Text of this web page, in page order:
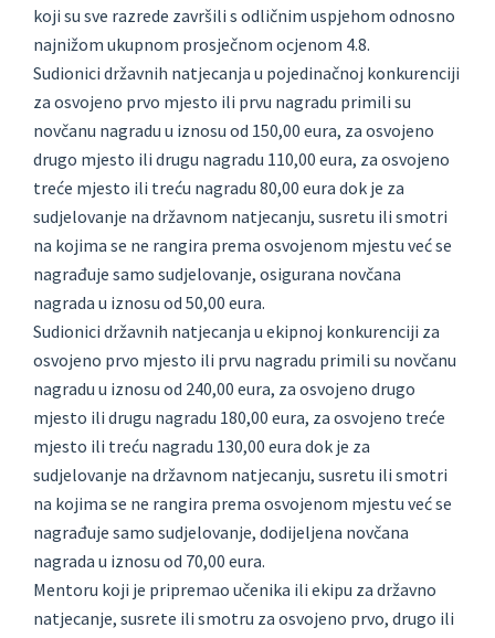
koji su sve razrede završili s odličnim uspjehom odnosno
najnižom ukupnom prosječnom ocjenom 4.8.
Sudionici državnih natjecanja u pojedinačnoj konkurenciji
za osvojeno prvo mjesto ili prvu nagradu primili su
novčanu nagradu u iznosu od 150,00 eura, za osvojeno
drugo mjesto ili drugu nagradu 110,00 eura, za osvojeno
treće mjesto ili treću nagradu 80,00 eura dok je za
sudjelovanje na državnom natjecanju, susretu ili smotri
na kojima se ne rangira prema osvojenom mjestu već se
nagrađuje samo sudjelovanje, osigurana novčana
nagrada u iznosu od 50,00 eura.
Sudionici državnih natjecanja u ekipnoj konkurenciji za
osvojeno prvo mjesto ili prvu nagradu primili su novčanu
nagradu u iznosu od 240,00 eura, za osvojeno drugo
mjesto ili drugu nagradu 180,00 eura, za osvojeno treće
mjesto ili treću nagradu 130,00 eura dok je za
sudjelovanje na državnom natjecanju, susretu ili smotri
na kojima se ne rangira prema osvojenom mjestu već se
nagrađuje samo sudjelovanje, dodijeljena novčana
nagrada u iznosu od 70,00 eura.
Mentoru koji je pripremao učenika ili ekipu za državno
natjecanje, susrete ili smotru za osvojeno prvo, drugo ili